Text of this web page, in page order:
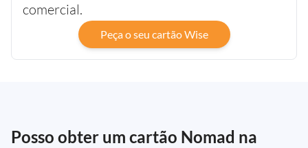
comercial.
Peça o seu cartão Wise
Posso obter um cartão Nomad na